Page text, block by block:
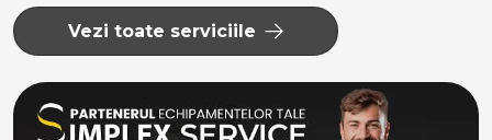
Vezi toate serviciile